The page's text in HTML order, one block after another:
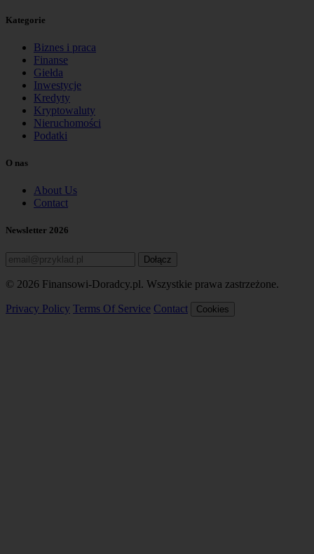
Kategorie
Biznes i praca
Finanse
Giełda
Inwestycje
Kredyty
Kryptowaluty
Nieruchomości
Podatki
O nas
About Us
Contact
Newsletter 2026
Dołącz
© 2026 Finansowi-Doradcy.pl. Wszystkie prawa zastrzeżone.
Privacy Policy Terms Of Service Contact Cookies